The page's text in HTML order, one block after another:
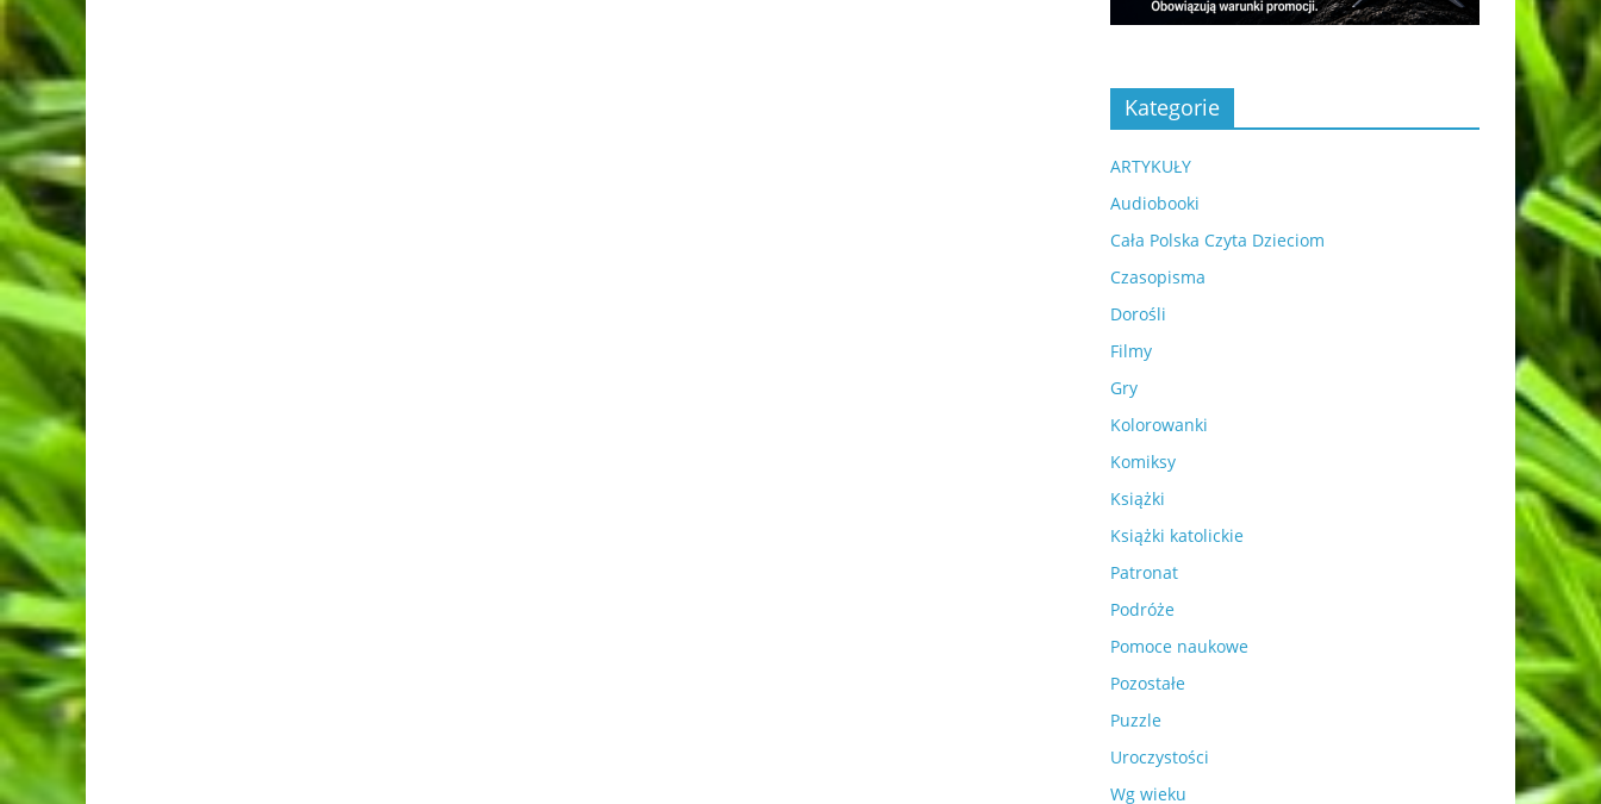
Kategorie
ARTYKUŁY
Audiobooki
Cała Polska Czyta Dzieciom
Czasopisma
Dorośli
Filmy
Gry
Kolorowanki
Komiksy
Książki
Książki katolickie
Patronat
Podróże
Pomoce naukowe
Pozostałe
Puzzle
Uroczystości
Wg wieku